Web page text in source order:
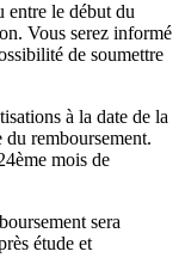
entre le début du
Vous serez informé
de soumettre
à la date de la
du remboursement.
mois de
sera
étude et